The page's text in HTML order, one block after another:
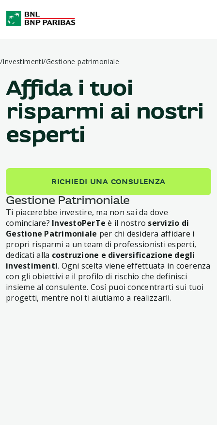
/Investimenti/Gestione patrimoniale
Affida i tuoi
risparmi ai nostri
esperti
RICHIEDI UNA CONSULENZA
Gestione Patrimoniale
Ti piacerebbe investire, ma non sai da dove
cominciare? InvestoPerTe è il nostro servizio di
Gestione Patrimoniale per chi desidera affidare i
propri risparmi a un team di professionisti esperti,
dedicati alla costruzione e diversificazione degli
investimenti. Ogni scelta viene effettuata in coerenza
con gli obiettivi e il profilo di rischio che definisci
insieme al consulente. Così puoi concentrarti sui tuoi
progetti, mentre noi ti aiutiamo a realizzarli.